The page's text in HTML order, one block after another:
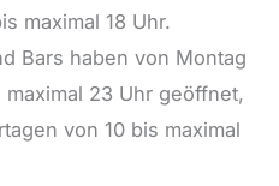
maximal 18 Uhr.
Bars haben von Montag
23 Uhr geöffnet,
von 10 bis maximal